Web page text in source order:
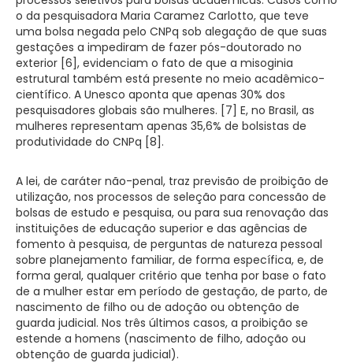
o da pesquisadora Maria Caramez Carlotto, que teve
uma bolsa negada pelo CNPq sob alegação de que suas
gestações a impediram de fazer pós-doutorado no
exterior [6], evidenciam o fato de que a misoginia
estrutural também está presente no meio acadêmico-
científico. A Unesco aponta que apenas 30% dos
pesquisadores globais são mulheres. [7] E, no Brasil, as
mulheres representam apenas 35,6% de bolsistas de
produtividade do CNPq [8].
A lei, de caráter não-penal, traz previsão de proibição de
utilização, nos processos de seleção para concessão de
bolsas de estudo e pesquisa, ou para sua renovação das
instituições de educação superior e das agências de
fomento à pesquisa, de perguntas de natureza pessoal
sobre planejamento familiar, de forma específica, e, de
forma geral, qualquer critério que tenha por base o fato
de a mulher estar em período de gestação, de parto, de
nascimento de filho ou de adoção ou obtenção de
guarda judicial. Nos três últimos casos, a proibição se
estende a homens (nascimento de filho, adoção ou
obtenção de guarda judicial).